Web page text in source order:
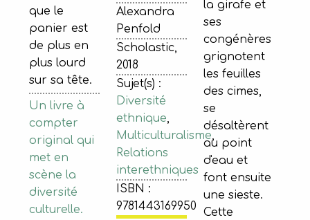
que le
panier est
de plus en
plus lourd
sur sa tête.
Un livre à
compter
original qui
met en
scène la
diversité
culturelle.
Alexandra
Penfold
Scholastic,
2018
Sujet(s) :
Diversité
ethnique,
Multiculturalisme,
Relations
interethniques
ISBN :
9781443169950
la girafe et
ses
congénères
grignotent
les feuilles
des cimes,
se
désaltèrent
au point
d'eau et
font ensuite
une sieste.
Cette